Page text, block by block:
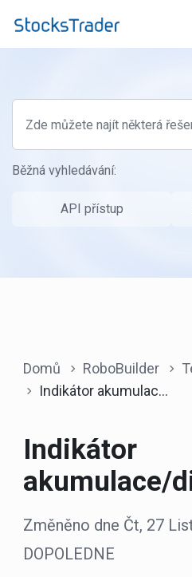
Běžná vyhledávání:
API přístup
Domů RoboBuilder
Indikátor akumulace/distribuce
Indikátor
akumulace/
Změněno dne Čt, 27
DOPOLEDNE